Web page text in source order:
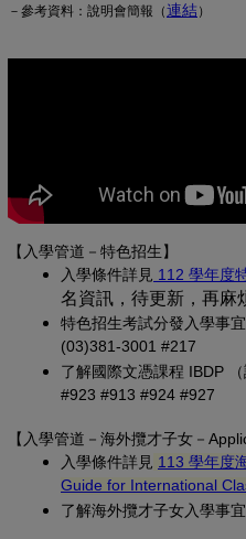
－參考資料：說明會簡報（連結(另開
）
【入學管道－特色招生】
入學條件詳見 112 學年度
名資訊，待更新，再麻
特色招生考試分發入學事
(03)381-3001 #217
了解國際文憑課程 IBDP
#923 #913 #924 #927
【 入學管道－ 海外攬才子女 －
入學條件詳見 113 學年度
Guide for International
了解海外攬才子女入學事